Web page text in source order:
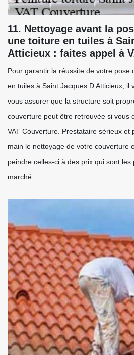
11. Nettoyage avant la
une toiture en tuiles à
Atticieux : faites appel à
Pour garantir la réussite de votre pose
en tuiles à Saint Jacques D Atticieux, il
vous assurer que la structure soit
couverture peut être retrouvée si vous
VAT Couverture. Prestataire sérieux et
main le nettoyage de votre couverture
peindre celles-ci à des prix qui sont les
marché.